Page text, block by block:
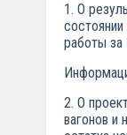
1. О
состоянии
работы за
2. О
вагонов и